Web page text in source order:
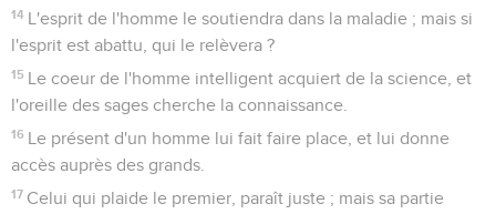
14 L'esprit de l'homme le soutiendra dans la maladie ; mais si
l'esprit est abattu, qui le relèvera ?
15 Le coeur de l'homme intelligent acquiert de la science, et
l'oreille des sages cherche la connaissance.
16 Le présent d'un homme lui fait faire place, et lui donne
accès auprès des grands.
17 Celui qui plaide le premier, paraît juste ; mais sa partie